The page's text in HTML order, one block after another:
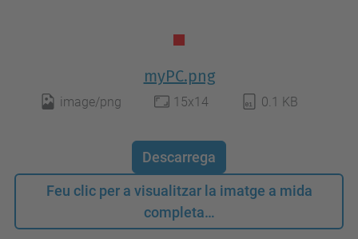
myPC.png
image/png 15x14 0.1 KB
Descarrega
Feu clic per a visualitzar la imatge a mida
completa…